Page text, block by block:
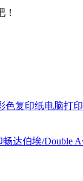
色复印纸电脑打
畅达伯埃/Double A